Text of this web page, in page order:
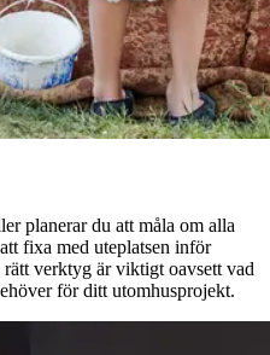
planerar du att måla om alla
fixa med uteplatsen inför
verktyg är viktigt oavsett vad
för ditt utomhusprojekt.